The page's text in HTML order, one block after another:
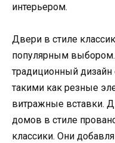
интерьером.
Двери в стиле
популярным
традиционный
такими как резные
витражные вставки.
домов в стиле
классики. Они